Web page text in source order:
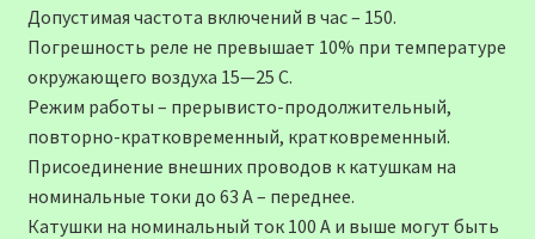
Допустимая частота включений в час – 150.
Погрешность реле не превышает 10% при температуре
окружающего воздуха 15—25 С.
Режим работы – прерывисто-продолжительный,
повторно-кратковременный, кратковременный.
Присоединение внешних проводов к катушкам на
номинальные токи до 63 А – переднее.
Катушки на номинальный ток 100 А и выше могут быть